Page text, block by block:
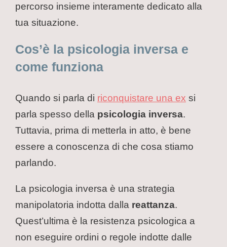
percorso insieme interamente dedicato alla
tua situazione.
Cos’è la psicologia inversa e
come funziona
Quando si parla di riconquistare una ex si
parla spesso della psicologia inversa.
Tuttavia, prima di metterla in atto, è bene
essere a conoscenza di che cosa stiamo
parlando.
La psicologia inversa è una strategia
manipolatoria indotta dalla reattanza.
Quest’ultima è la resistenza psicologica a
non eseguire ordini o regole indotte dalle